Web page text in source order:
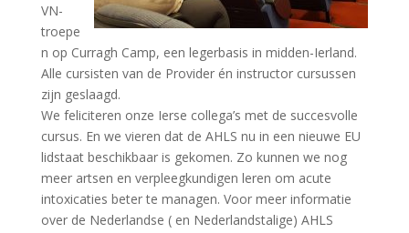
VN-
troepe
n op Curragh Camp, een legerbasis in midden-Ierland.
Alle cursisten van de Provider én instructor cursussen
zijn geslaagd.
We feliciteren onze Ierse collega’s met de succesvolle
cursus. En we vieren dat de AHLS nu in een nieuwe EU
lidstaat beschikbaar is gekomen. Zo kunnen we nog
meer artsen en verpleegkundigen leren om acute
intoxicaties beter te managen. Voor meer informatie
over de Nederlandse ( en Nederlandstalige) AHLS